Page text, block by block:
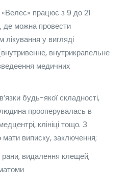
працює з 9 до 21
де можна провести
лікування у вигляді
(внутривенне, внутрикрапельне
медичних
будь-якої складності,
прооперувалась в
клініці тощо. З
мати виписку, заключення;
рани, видалення клещей,